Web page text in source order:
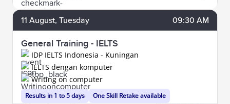
11 August, Tuesday 09:30 AM
General Training - IELTS
IDP IELTS Indonesia - Kuningan
Results in 1 to 5 days
IELTS dengan komputer
Writing on computer
One Skill Retake available